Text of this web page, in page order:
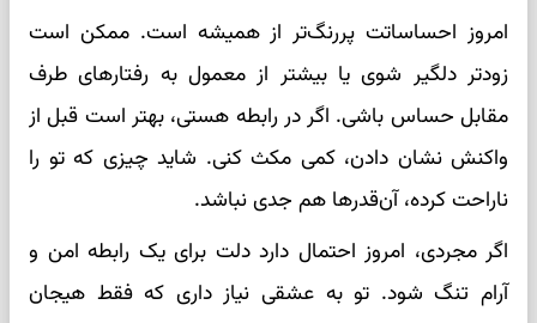
امروز احساساتت پررنگ‌تر از همیشه است. ممکن است
زودتر دلگیر شوی یا بیشتر از معمول به رفتارهای طرف
مقابل حساس باشی. اگر در رابطه هستی، بهتر است قبل از
واکنش نشان دادن، کمی مکث کنی. شاید چیزی که تو را
ناراحت کرده، آن‌قدرها هم جدی نباشد.
اگر مجردی، امروز احتمال دارد دلت برای یک رابطه امن و
آرام تنگ شود. تو به عشقی نیاز داری که فقط هیجان